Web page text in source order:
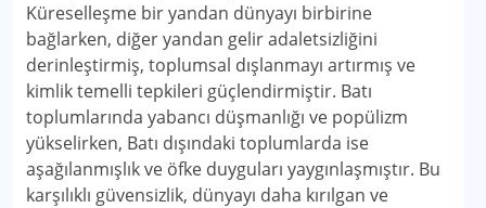
Küreselleşme bir yandan dünyayı birbirine
bağlarken, diğer yandan gelir adaletsizliğini
derinleştirmiş, toplumsal dışlanmayı artırmış ve
kimlik temelli tepkileri güçlendirmiştir. Batı
toplumlarında yabancı düşmanlığı ve popülizm
yükselirken, Batı dışındaki toplumlarda ise
aşağılanmışlık ve öfke duyguları yaygınlaşmıştır. Bu
karşılıklı güvensizlik, dünyayı daha kırılgan ve